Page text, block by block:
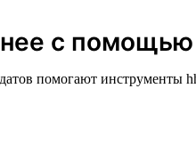
с
помогают